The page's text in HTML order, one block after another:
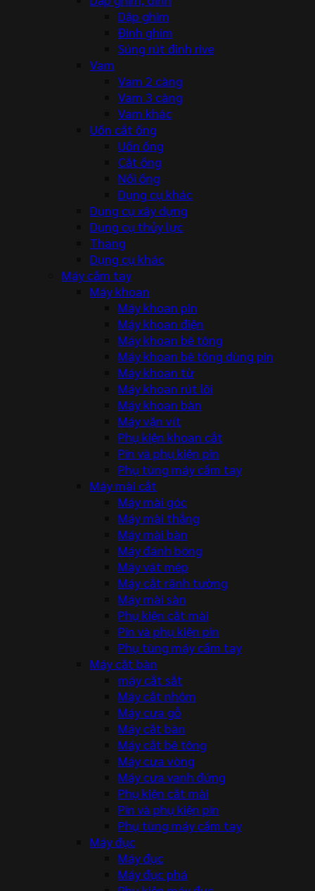
Dập ghim
Đinh ghim
Súng rút đinh rive
Vam
Vam 2 càng
Vam 3 càng
Vam khác
Uốn cắt ống
Uốn ống
Cắt ống
Nối ống
Dụng cụ khác
Dụng cụ xây dựng
Dụng cụ thủy lực
Thang
Dụng cụ khác
Máy cầm tay
Máy khoan
Máy khoan pin
Máy khoan điện
Máy khoan bê tông
Máy khoan bê tông dùng pin
Máy khoan từ
Máy khoan rút lõi
Máy khoan bàn
Máy vặn vít
Phụ kiện khoan cắt
Pin và phụ kiện pin
Phụ tùng máy cầm tay
Máy mài cắt
Máy mài góc
Máy mài thẳng
Máy mài bàn
Máy đánh bóng
Máy vát mép
Máy cắt rãnh tường
Máy mài sàn
Phụ kiện cắt mài
Pin và phụ kiện pin
Phụ tùng máy cầm tay
Máy cắt bàn
máy cắt sắt
Máy cắt nhôm
Máy cưa gỗ
Máy cắt bàn
Máy cắt bê tông
Máy cưa vòng
Máy cưa vanh đứng
Phụ kiện cắt mài
Pin và phụ kiện pin
Phụ tùng máy cầm tay
Máy đục
Máy đục
Máy đục phá